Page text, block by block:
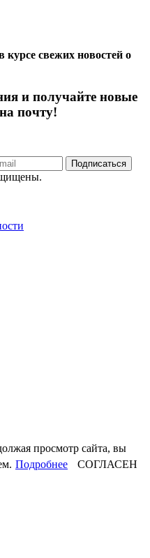
курсе свежих новостей о
и получайте новые
почту!
просмотр сайта, вы
Подробнее СОГЛАСЕН